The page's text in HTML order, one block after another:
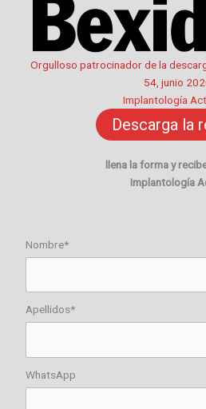
Orgulloso patrocinador de la
54, junio
Implantología
Descarga la
llena la forma y
Implantología
Nombre*
Apellidos*
WhatsApp